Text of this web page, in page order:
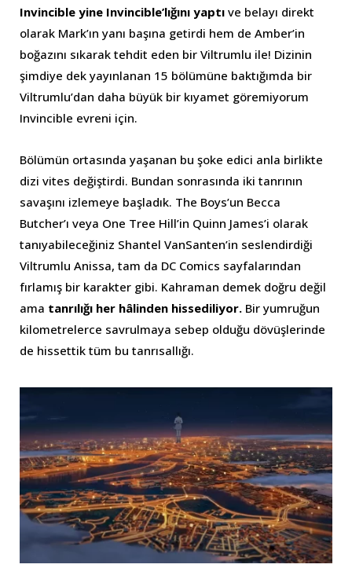
Invincible yine Invincible’lığını yaptı ve belayı direkt
olarak Mark’ın yanı başına getirdi hem de Amber’in
boğazını sıkarak tehdit eden bir Viltrumlu ile! Dizinin
şimdiye dek yayınlanan 15 bölümüne baktığımda bir
Viltrumlu’dan daha büyük bir kıyamet göremiyorum
Invincible evreni için.
Bölümün ortasında yaşanan bu şoke edici anla birlikte
dizi vites değiştirdi. Bundan sonrasında iki tanrının
savaşını izlemeye başladık. The Boys’un Becca
Butcher’ı veya One Tree Hill’in Quinn James’i olarak
tanıyabileceğiniz Shantel VanSanten’in seslendirdiği
Viltrumlu Anissa, tam da DC Comics sayfalarından
fırlamış bir karakter gibi. Kahraman demek doğru değil
ama tanrılığı her hâlinden hissediliyor. Bir yumruğun
kilometrelerce savrulmaya sebep olduğu dövüşlerinde
de hissettik tüm bu tanrısallığı.